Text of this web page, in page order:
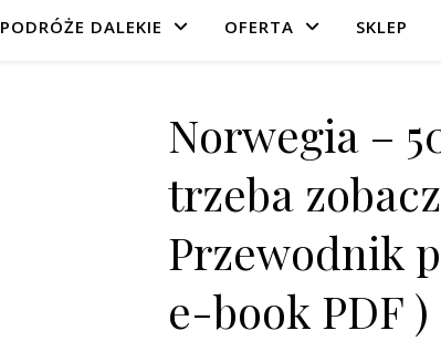
PODRÓŻE DALEKIE OFERTA SKLEP
Norwegia –
trzeba
Przewodnik
e-book PDF )